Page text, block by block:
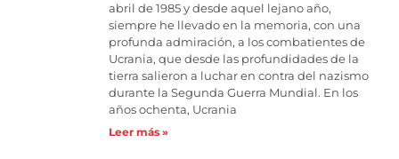
abril de 1985 y desde aquel lejano año,
siempre he llevado en la memoria, con una
profunda admiración, a los combatientes de
Ucrania, que desde las profundidades de la
tierra salieron a luchar en contra del nazismo
durante la Segunda Guerra Mundial. En los
años ochenta, Ucrania
Leer más »